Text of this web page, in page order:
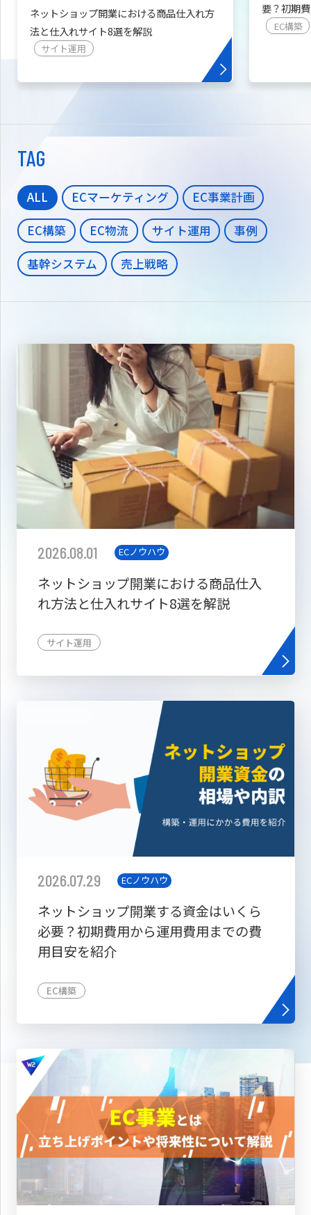
ネットショップ開業における商品仕入れ方
法と仕入れサイト8選を解説
サイト運用
要？初期
を紹介
EC構築
TAG
ALL ECマーケティング
EC事業計画
EC構築
EC物流 サイト運用
事例
基幹システム
売上戦略
2026.08.01 ECノウハウ
ネットショップ開業における商品仕入
れ方法と仕入れサイト8選を解説
サイト運用
2026.07.29 ECノウハウ
ネットショップ開業する資金はいくら
必要？初期費用から運用費用までの費
用目安を紹介
EC構築